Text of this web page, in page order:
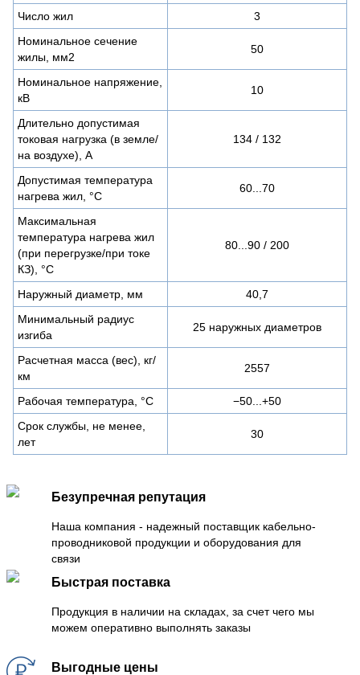
Число жил
3
Номинальное сечение
жилы, мм2
50
Номинальное напряжение,
кВ
10
Длительно допустимая
токовая нагрузка (в земле/
на воздухе), А
134 / 132
Допустимая температура
нагрева жил, °C
60...70
Максимальная
температура нагрева жил
(при перегрузке/при токе
КЗ), °C
80...90 / 200
Наружный диаметр, мм
40,7
Минимальный радиус
изгиба
25 наружных диаметров
Расчетная масса (вес), кг/
км
2557
Рабочая температура, °C
−50...+50
Срок службы, не менее,
лет
30
Безупречная репутация
Наша компания - надежный поставщик кабельно-
проводниковой продукции и оборудования для
связи
Быстрая поставка
Продукция в наличии на складах, за счет чего мы
можем оперативно выполнять заказы
Выгодные цены